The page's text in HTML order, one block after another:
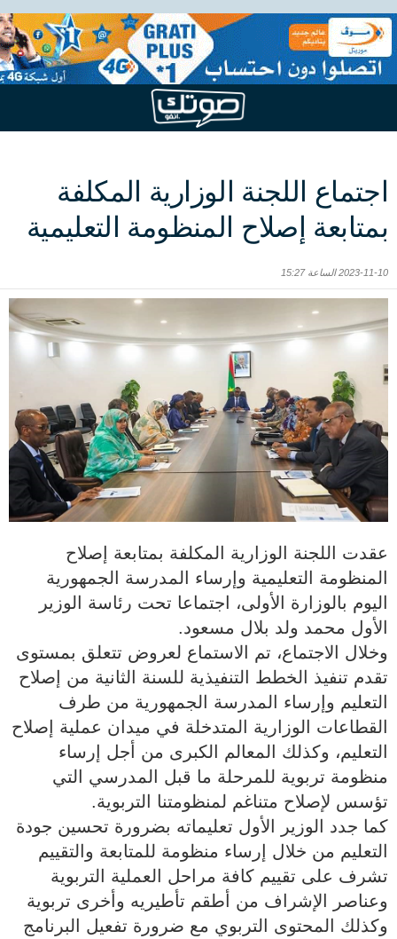
اجتماع اللجنة الوزارية المكلفة
بمتابعة إصلاح المنظومة التعليمية
2023-11-10 الساعة 15:27
عقدت اللجنة الوزارية المكلفة بمتابعة إصلاح
المنظومة التعليمية وإرساء المدرسة الجمهورية
اليوم بالوزارة الأولى، اجتماعا تحت رئاسة الوزير
الأول محمد ولد بلال مسعود.
وخلال الاجتماع، تم الاستماع لعروض تتعلق بمستوى
تقدم تنفيذ الخطط التنفيذية للسنة الثانية من إصلاح
التعليم وإرساء المدرسة الجمهورية من طرف
القطاعات الوزارية المتدخلة في ميدان عملية إصلاح
التعليم، وكذلك المعالم الكبرى من أجل إرساء
منظومة تربوية للمرحلة ما قبل المدرسي التي
تؤسس لإصلاح متناغم لمنظومتنا التربوية.
كما جدد الوزير الأول تعليماته بضرورة تحسين جودة
التعليم من خلال إرساء منظومة للمتابعة والتقييم
تشرف على تقييم كافة مراحل العملية التربوية
وعناصر الإشراف من أطقم تأطيريه وأخرى تربوية
وكذلك المحتوى التربوي مع ضرورة تفعيل البرنامج